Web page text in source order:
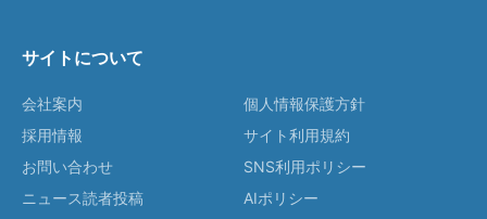
サイトについて
会社案内
採用情報
お問い合わせ
ニュース読者投稿
個人情報保護方針
サイト利用規約
SNS利用ポリシー
AIポリシー